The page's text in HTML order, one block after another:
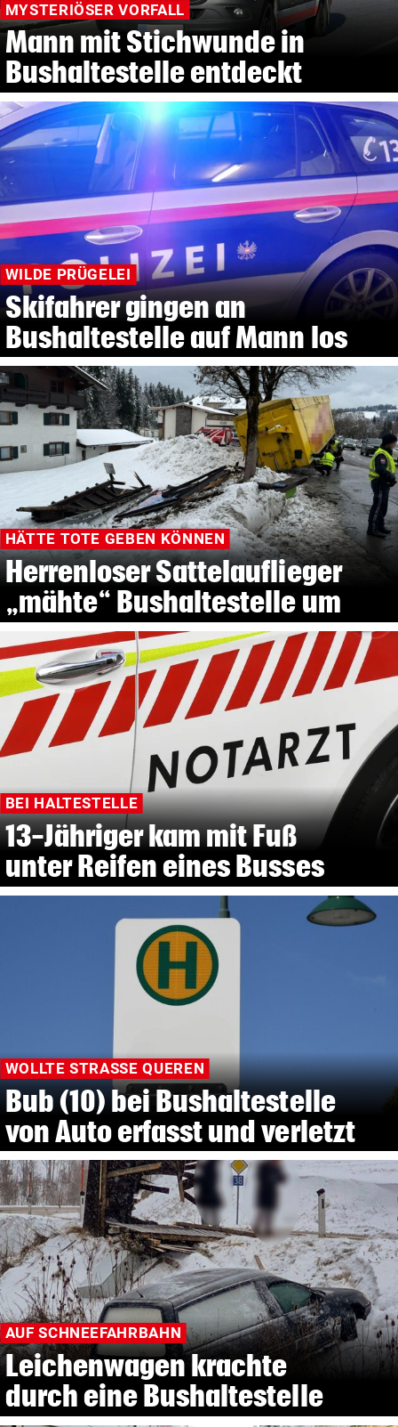
MYSTERIÖSER VORFALL
Mann mit Stichwunde in
Bushaltestelle entdeckt
WILDE PRÜGELEI
Skifahrer gingen an
Bushaltestelle auf Mann los
HÄTTE TOTE GEBEN KÖNNEN
Herrenloser Sattelauflieger
„mähte“ Bushaltestelle um
BEI HALTESTELLE
13-Jähriger kam mit Fuß
unter Reifen eines Busses
WOLLTE STRASSE QUEREN
Bub (10) bei Bushaltestelle
von Auto erfasst und verletzt
AUF SCHNEEFAHRBAHN
Leichenwagen krachte
durch eine Bushaltestelle